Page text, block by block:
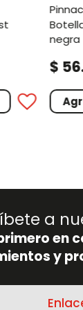
botella wave 1000ml tapa
negra
$ 56
a
en
y